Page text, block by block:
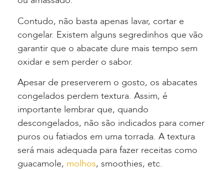
Contudo, não basta apenas lavar, cortar e
congelar. Existem alguns segredinhos que vão
garantir que o abacate dure mais tempo sem
oxidar e sem perder o sabor.
Apesar de preserverem o gosto, os abacates
congelados perdem textura. Assim, é
importante lembrar que, quando
descongelados, não são indicados para comer
puros ou fatiados em uma torrada. A textura
será mais adequada para fazer receitas como
guacamole, molhos, smoothies, etc.